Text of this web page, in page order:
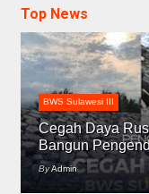
Top News
BWS Sulawesi III
Cegah Daya
Bangun
By Admin